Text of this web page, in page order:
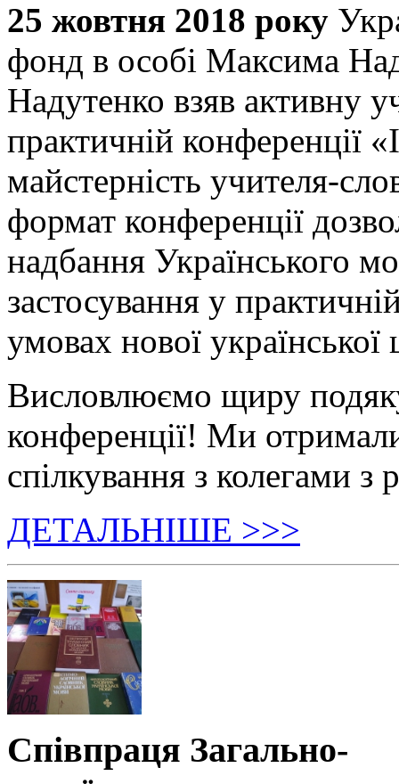
25 жовтня 2018 року
фонд в особі Максима
Надутенко взяв активну
практичній конференції
майстерність учителя-
формат конференції
надбання Українського
застосування у
умовах нової
Висловлюємо щиру
конференції! Ми
спілкування з колегами з
ДЕТАЛЬНІШЕ >>>
Співпраця Загально-